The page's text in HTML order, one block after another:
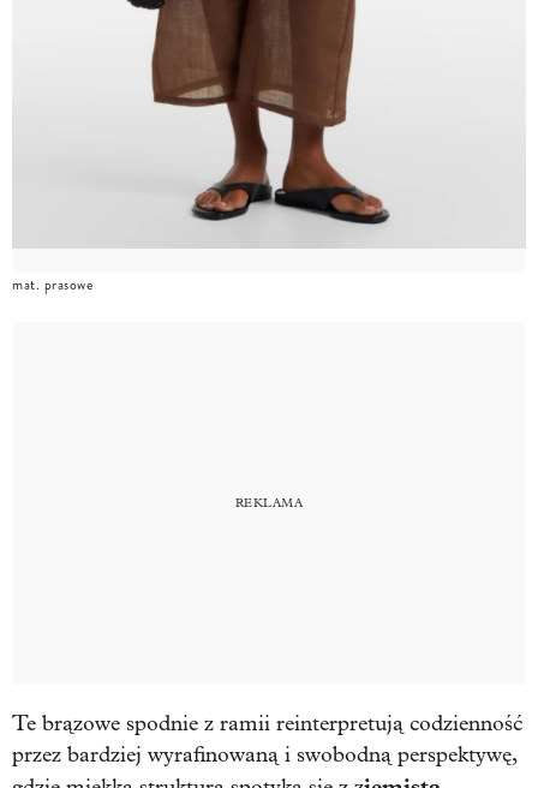
mat. prasowe
Te brązowe spodnie z ramii reinterpretują codzienność
przez bardziej wyrafinowaną i swobodną perspektywę,